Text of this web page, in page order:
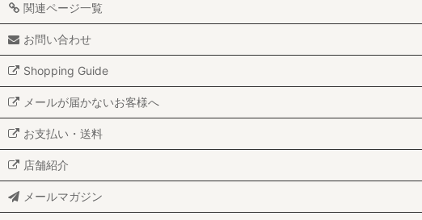
関連ページ一覧
お問い合わせ
Shopping Guide
メールが届かないお客様へ
お支払い・送料
店舗紹介
メールマガジン